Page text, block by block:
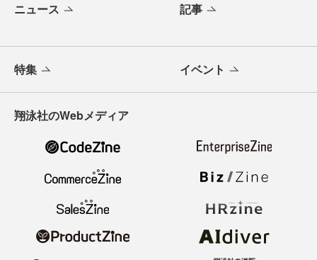
ニュース 記事
特集 イベント
翔泳社のWebメディア